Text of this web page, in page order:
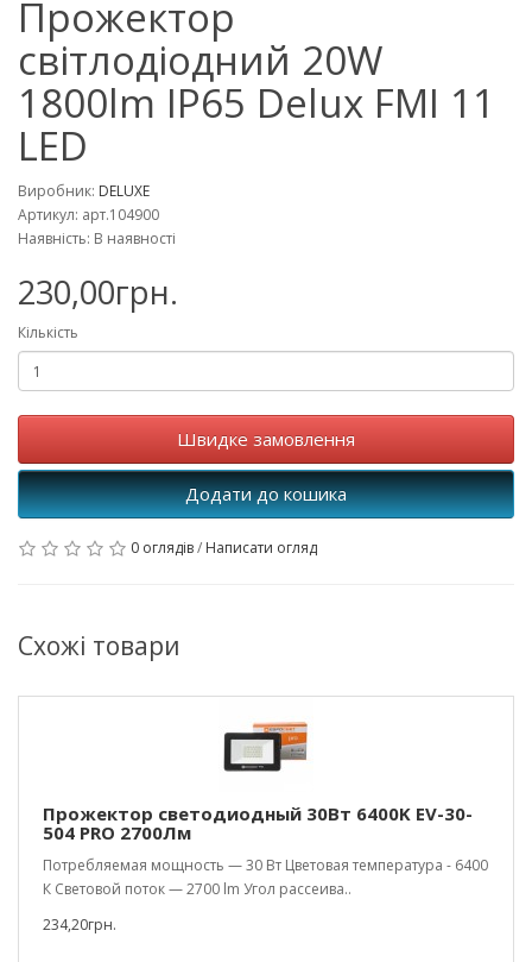
Прожектор
світлодіодний 20W
1800lm IP65 Delux FMI 11
LED
Виробник: DELUXE
Артикул: арт.104900
Наявність: В наявності
230,00грн.
Кількість
Швидке замовлення
Додати до кошика
0 оглядів/ Написати огляд
Схожі товари
Прожектор светодиодный 30Вт 6400K EV-30-
504 PRO 2700Лм
Потребляемая мощность — 30 Вт Цветовая температура - 6400
К Световой поток — 2700 lm Угол рассеива..
234,20грн.